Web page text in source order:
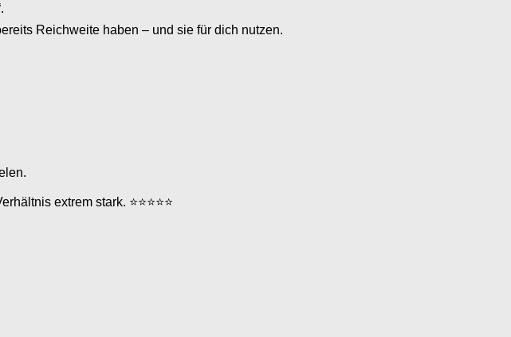
Reichweite haben – und sie für dich nutzen.
extrem stark. ⭐⭐⭐⭐⭐